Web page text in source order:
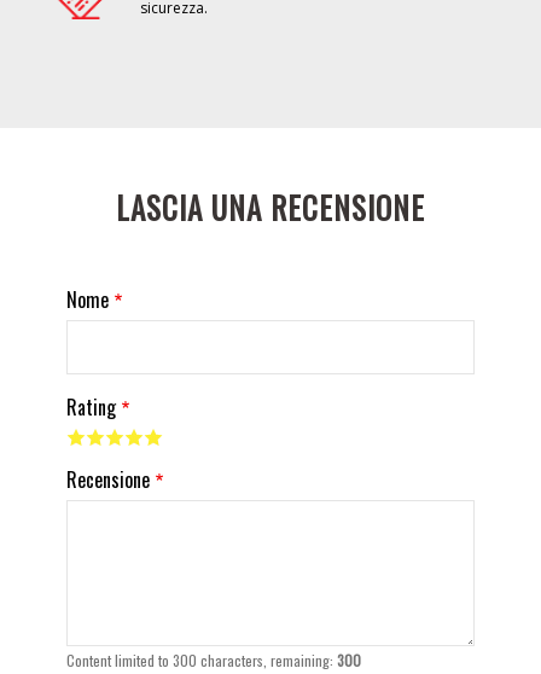
sicurezza.
LASCIA UNA RECENSIONE
Nome
Rating
Recensione
Content limited to 300 characters, remaining:300